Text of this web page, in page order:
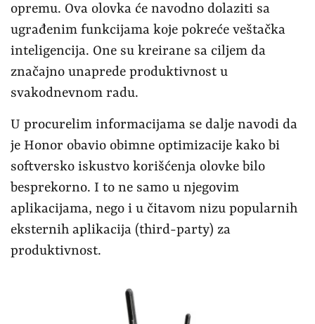
opremu. Ova olovka će navodno dolaziti sa
ugrađenim funkcijama koje pokreće veštačka
inteligencija. One su kreirane sa ciljem da
značajno unaprede produktivnost u
svakodnevnom radu.
U procurelim informacijama se dalje navodi da
je Honor obavio obimne optimizacije kako bi
softversko iskustvo korišćenja olovke bilo
besprekorno. I to ne samo u njegovim
aplikacijama, nego i u čitavom nizu popularnih
eksternih aplikacija (third-party) za
produktivnost.